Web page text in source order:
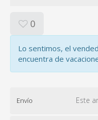
0
Lo sentimos, el
encuentra de
Envío Este